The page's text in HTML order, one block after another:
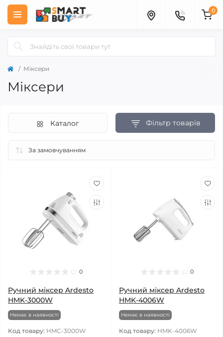
0
Міксери
Міксери
Фільтр товарів
Каталог
0
Ручний міксер Ardesto
HMK-3000W
Немає в наявності
Код товару: HMC-3000W
0
Ручний міксер Ardesto
HMK-4006W
Немає в наявності
Код товару: HMK-4006W